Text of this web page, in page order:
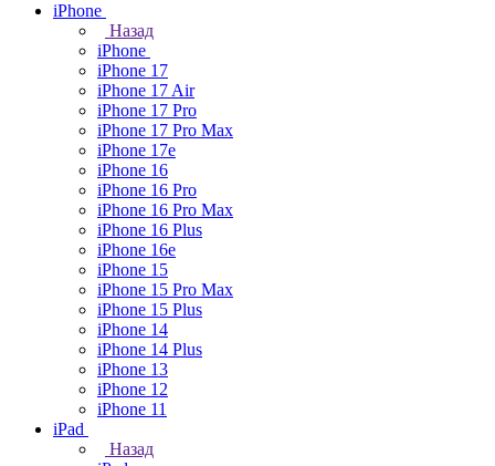
iPhone
Назад
iPhone
iPhone 17
iPhone 17 Air
iPhone 17 Pro
iPhone 17 Pro Max
iPhone 17e
iPhone 16
iPhone 16 Pro
iPhone 16 Pro Max
iPhone 16 Plus
iPhone 16e
iPhone 15
iPhone 15 Pro Max
iPhone 15 Plus
iPhone 14
iPhone 14 Plus
iPhone 13
iPhone 12
iPhone 11
iPad
Назад